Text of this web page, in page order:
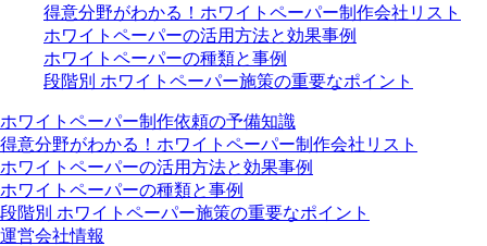
得意分野がわかる！ホワイトペーパー制作会社リスト
ホワイトペーパーの活用方法と効果事例
ホワイトペーパーの種類と事例
段階別 ホワイトペーパー施策の重要なポイント
ホワイトペーパー制作依頼の予備知識
得意分野がわかる！ホワイトペーパー制作会社リスト
ホワイトペーパーの活用方法と効果事例
ホワイトペーパーの種類と事例
段階別 ホワイトペーパー施策の重要なポイント
運営会社情報